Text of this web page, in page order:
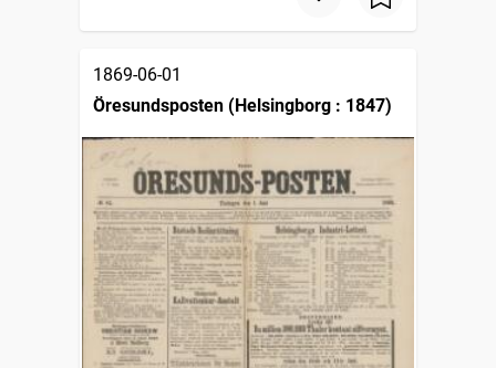
1869-06-01
Öresundsposten (Helsingborg : 1847)